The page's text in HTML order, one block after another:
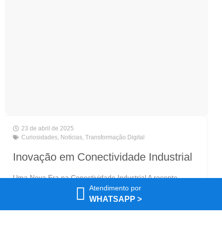
23 de abril de 2025
Curiosidades Notícias Transformação Digital
Inovação em Conectividade Industrial
Uma Nova Era na Conectividade Industrial A recente
transformação da Furukawa em Lightera marca não
apenas uma mudança de identidade, mas também o início
de uma parceria estratégica com a[...]
Atendimento por
WHATSAPP >